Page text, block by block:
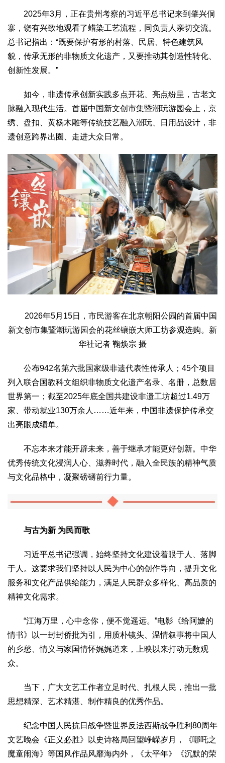
2025年3月，正在贵州考察的习近平总书记来到肇兴侗
寨，饶有兴致地观看了蜡染工艺流程，同负责人亲切交流。
总书记指出：“既要保护有形的村落、民居、特色建筑风
貌，传承无形的非物质文化遗产，又要推动其创造性转化、
创新性发展。”
如今，非遗传承创新实践多点开花、亮点纷呈，古老文
脉融入现代生活。首届中国新文创市集暨潮玩游园会上，京
绣、盘扣、黄杨木雕等传统技艺融入潮玩、日用品设计，非
遗创意跨界出圈、走进大众日常。
2026年5月15日，市民游客在北京朝阳公园的首届中国
新文创市集暨潮玩游园会的花丝镶嵌大师工坊参观选购。新
华社记者 鞠焕宗 摄
公布942名第六批国家级非遗代表性传承人；45个项目
列入联合国教科文组织非物质文化遗产名录、名册，总数居
世界第一；截至2025年底全国共建设非遗工坊超过1.49万
家、带动就业130万余人……近年来，中国非遗保护传承交
出亮眼成绩单。
不忘本来才能开辟未来，善于继承才能更好创新。中华
优秀传统文化浸润人心、滋养时代，融入全民族的精神气质
与文化品格中，凝聚磅礴前行力量。
与古为新 为民而歌
习近平总书记强调，始终坚持文化建设着眼于人、落脚
于人。这要求我们坚持以人民为中心的创作导向，提升文化
服务和文化产品供给能力，满足人民群众多样化、高品质的
精神文化需求。
“江海万里，心中念你，便不觉遥远。”电影《给阿嬷的
情书》以一封封侨批为引，用质朴镜头、温情叙事将中国人
的乡愁、情义与家国情怀娓娓道来，上映以来打动无数观
众。
当下，广大文艺工作者立足时代、扎根人民，推出一批
思想精深、艺术精湛、制作精良的优秀作品。
纪念中国人民抗日战争暨世界反法西斯战争胜利80周年
文艺晚会《正义必胜》以史诗格局回望峥嵘岁月，《哪吒之
魔童闹海》等国风作品风靡海内外，《太平年》《沉默的荣